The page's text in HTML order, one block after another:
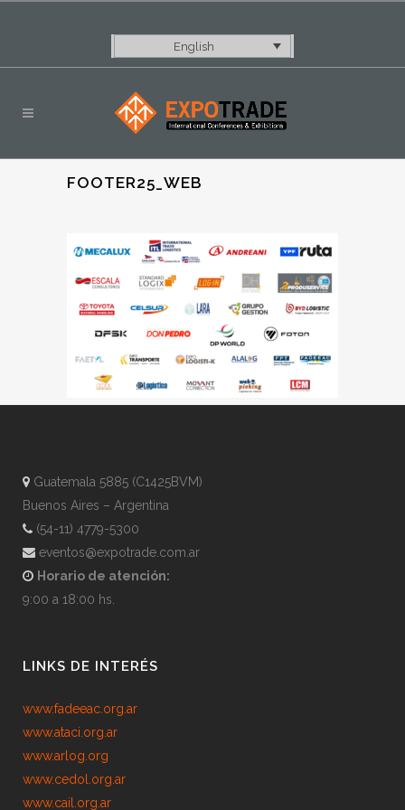
English
FOOTER25_WEB
Guatemala 5885 (C1425BVM)
Buenos Aires – Argentina
(54-11) 4779-5300
eventos@expotrade.com.ar
Horario de atención:
9:00 a 18:00 hs.
LINKS DE INTERÉS
www.fadeeac.org.ar
www.ataci.org.ar
www.arlog.org
www.cedol.org.ar
www.cail.org.ar